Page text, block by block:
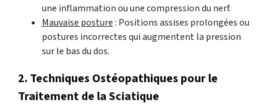
une inflammation ou une compression du nerf.
Mauvaise posture: Positions assises prolongées ou
postures incorrectes qui augmentent la pression
sur le bas du dos.
2. Techniques Ostéopathiques pour le
Traitement de la Sciatique